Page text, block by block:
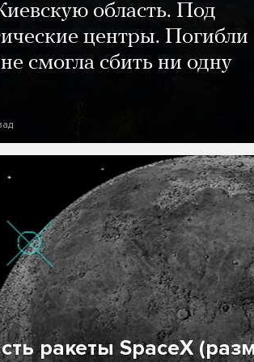
область. Под
центры. Погибли
смогла сбить ни одну
ракеты SpaceX